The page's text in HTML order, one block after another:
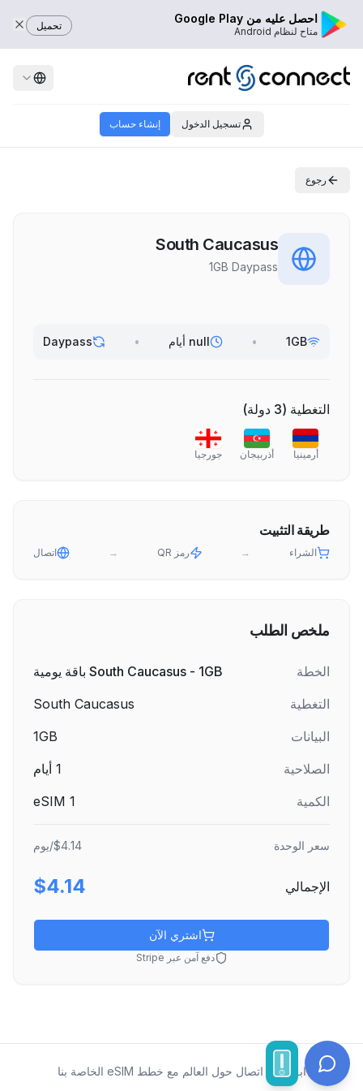
احصل عليه من Google Play
متاح لنظام Android تحميل
تسجيل الدخول إنشاء حساب
رجوع
South Caucasus
1GB Daypass
1GB
• null أيام •
Daypass
التغطية (
3 دولة)
أرمينيا أذربيجان جورجيا
طريقة التثبيت
الشراء → رمز QR → اتصال
ملخص الطلب
الخطة
South Caucasus - 1GB باقة يومية
التغطية
South Caucasus
البيانات
1GB
الصلاحية
1 أيام
الكمية
1
سعر الوحدة $4.14/يوم
الإجمالي $4.14
اشتري الآن
دفع آمن عبر Stripe
ابقَ على اتصال حول العالم مع خطط eSIM الخاصة بنا